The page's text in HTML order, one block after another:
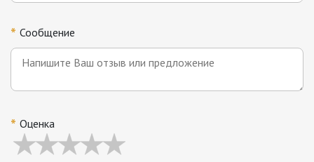
* Сообщение
* Оценка